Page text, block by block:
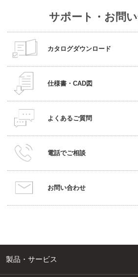
サポート・お問
カタログダウンロード
仕様書・CAD図
よくあるご質問
電話でご相談
お問い合わせ
製品・サービス